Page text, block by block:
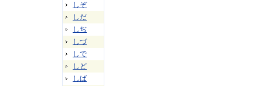
しぞ
しだ
しぢ
しづ
しで
しど
しば